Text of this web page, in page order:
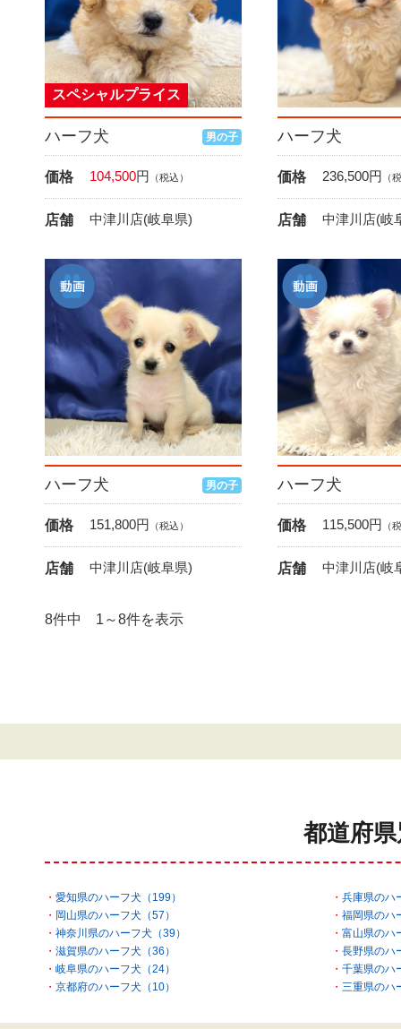
ハーフ犬 男の子
スペシャルプライス
価格 104,500円 （税込）
店舗 中津川店(岐阜県)
ハーフ犬
価格 236,500円 （
店舗 中津川店(岐
ハーフ犬 男の子
価格 151,800円 （税込）
店舗 中津川店(岐阜県)
ハーフ犬
価格 115,500円 （
店舗 中津川店(岐
8件中 1～8件を表示
都道府
愛知県のハーフ犬（199）
兵庫県のハ
岡山県のハーフ犬（57）
福岡県のハ
神奈川県のハーフ犬（39）
富山県のハ
滋賀県のハーフ犬（36）
長野県のハ
岐阜県のハーフ犬（24）
千葉県のハ
京都府のハーフ犬（10）
三重県のハ